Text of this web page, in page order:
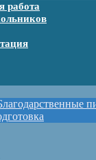
работа